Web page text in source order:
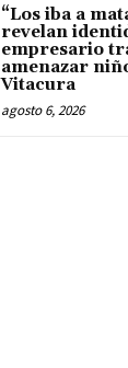
“Los iba a
revelan
empresario
amenazar
Vitacura
agosto 6, 2026